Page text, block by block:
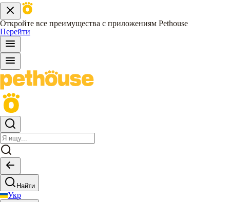
Откройте все преимущества с приложениям Pethouse
Перейти
Найти
Укр